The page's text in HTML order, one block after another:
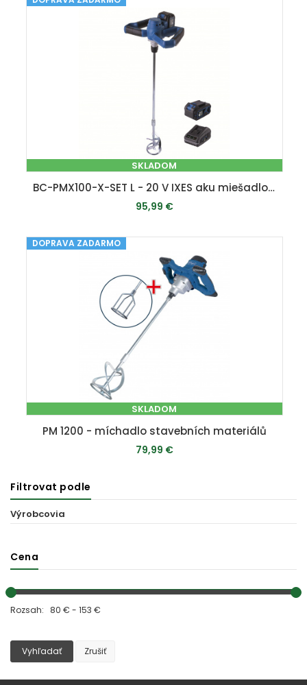
PRIDAŤ DO KOŠÍKA
SKLADOM
BC-PMX100-X-SET L - 20 V IXES aku miešadlo stavebných materiálov + + 4Ah batéria + nabíjačka 2,4 A
95,99 €
PRIDAŤ DO KOŠÍKA
DOPRAVA ZADARMO
SKLADOM
PM 1200 - míchadlo stavebních materiálů
79,99 €
Filtrovat podle
Výrobcovia
Cena
Rozsah: 80 € - 153 €
Vyhľadať Zrušiť